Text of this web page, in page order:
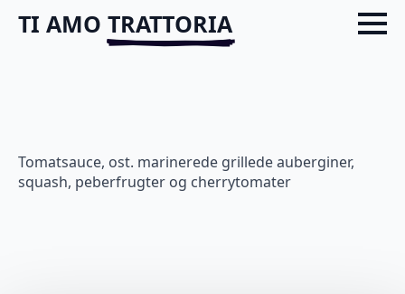
TI AMO TRATTORIA
Tomatsauce, ost. marinerede grillede auberginer,
squash, peberfrugter og cherrytomater